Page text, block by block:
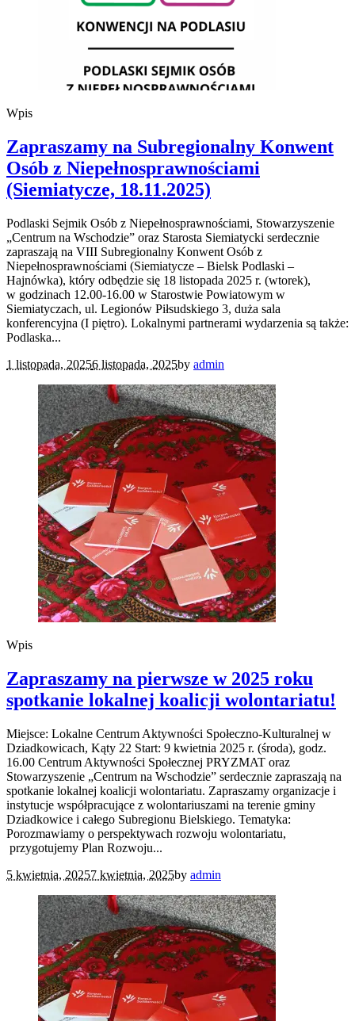
Wpis
Zapraszamy na Subregionalny Konwent
Osób z Niepełnosprawnościami
(Siemiatycze, 18.11.2025)
Podlaski Sejmik Osób z Niepełnosprawnościami, Stowarzyszenie
„Centrum na Wschodzie” oraz Starosta Siemiatycki serdecznie
zapraszają na VIII Subregionalny Konwent Osób z
Niepełnosprawnościami (Siemiatycze – Bielsk Podlaski –
Hajnówka), który odbędzie się 18 listopada 2025 r. (wtorek),
w godzinach 12.00-16.00 w Starostwie Powiatowym w
Siemiatyczach, ul. Legionów Piłsudskiego 3, duża sala
konferencyjna (I piętro). Lokalnymi partnerami wydarzenia są także:
Podlaska...
1 listopada, 20256 listopada, 2025by admin
Wpis
Zapraszamy na pierwsze w 2025 roku
spotkanie lokalnej koalicji wolontariatu!
Miejsce: Lokalne Centrum Aktywności Społeczno-Kulturalnej w
Dziadkowicach, Kąty 22 Start: 9 kwietnia 2025 r. (środa), godz.
16.00 Centrum Aktywności Społecznej PRYZMAT oraz
Stowarzyszenie „Centrum na Wschodzie” serdecznie zapraszają na
spotkanie lokalnej koalicji wolontariatu. Zapraszamy organizacje i
instytucje współpracujące z wolontariuszami na terenie gminy
Dziadkowice i całego Subregionu Bielskiego. Tematyka:
Porozmawiamy o perspektywach rozwoju wolontariatu,
przygotujemy Plan Rozwoju...
5 kwietnia, 20257 kwietnia, 2025by admin